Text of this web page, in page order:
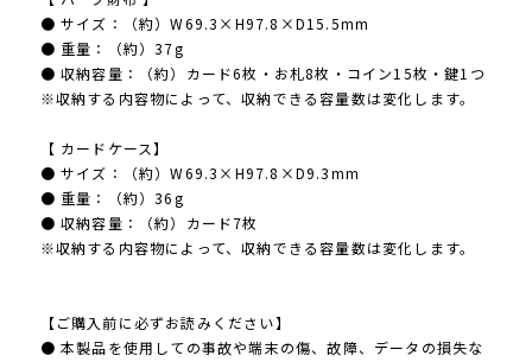
● サイズ：（約）W69.3×H97.8×D15.5mm
● 重量：（約）37g
● 収納容量：（約）カード6枚・お札8枚・コイン15枚・鍵1つ
※収納する内容物によって、収納できる容量数は変化します。
【 カードケース】
● サイズ：（約）W69.3×H97.8×D9.3mm
● 重量：（約）36g
● 収納容量：（約）カード7枚
※収納する内容物によって、収納できる容量数は変化します。
【ご購入前に必ずお読みください】
● 本製品を使用しての事故や端末の傷、故障、データの損失な